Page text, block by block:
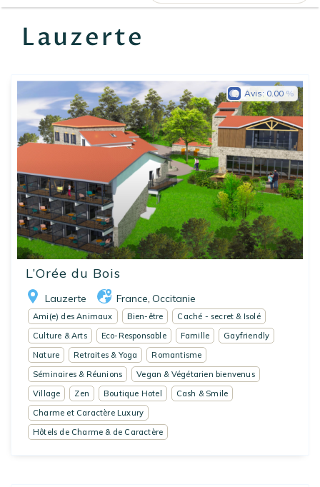
Lauzerte
L’Orée du Bois
Lauzerte France Occitanie
Avis: 0.00
Ami(e) des Animaux Bien-être
Caché - secret & Isolé
Culture & Arts
Eco-Responsable Famille
Gayfriendly
Nature
Retraites & Yoga
Romantisme
Séminaires & Réunions
Vegan & Végétarien bienvenus
Village
Zen Boutique Hotel
Cash & Smile
Charme et Caractère Luxury
Hôtels de Charme & de Caractère